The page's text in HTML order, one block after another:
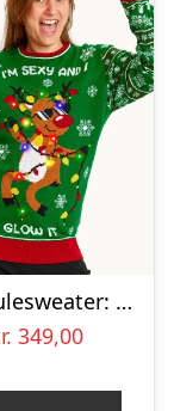
Årets julesweater: Sexy And I Glow It Grøn – dame / kvinder. Ugly Christmas Sweater lavet i Danmark
349,00